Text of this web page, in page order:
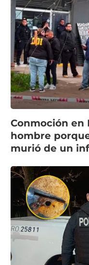
Conmoción en
hombre
murió de un